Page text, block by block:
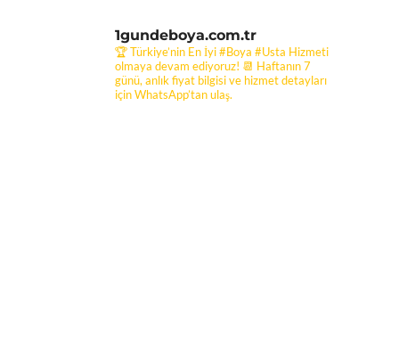
1gundeboya.com.tr
🏆 Türkiye’nin En İyi #Boya #Usta Hizmeti
olmaya devam ediyoruz! 📆 Haftanın 7
günü, anlık fiyat bilgisi ve hizmet detayları
için WhatsApp’tan ulaş.